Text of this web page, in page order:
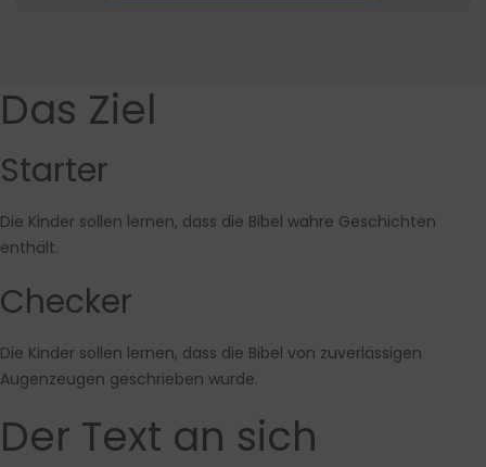
Das Ziel
Starter
Die Kinder sollen lernen, dass die Bibel wahre Geschichten
enthält.
Checker
Die Kinder sollen lernen, dass die Bibel von zuverlässigen
Augenzeugen geschrieben wurde.
Der Text an sich